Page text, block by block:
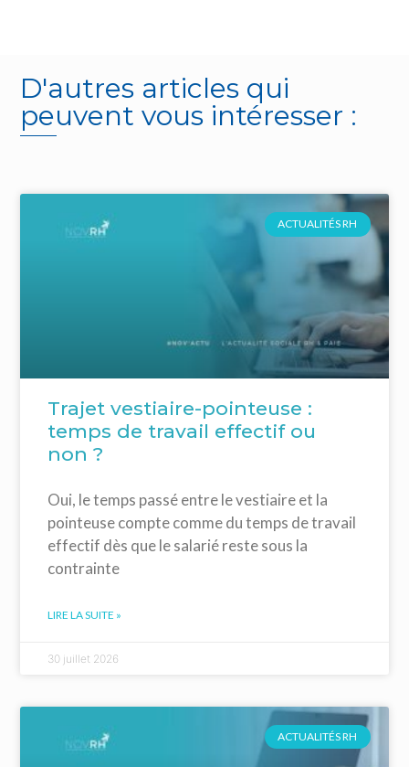
D'autres articles qui
peuvent vous intéresser :
ACTUALITÉS RH
Trajet vestiaire-pointeuse :
temps de travail effectif ou
non ?
Oui, le temps passé entre le vestiaire et la
pointeuse compte comme du temps de travail
effectif dès que le salarié reste sous la
contrainte
LIRE LA SUITE »
30 juillet 2026
ACTUALITÉS RH